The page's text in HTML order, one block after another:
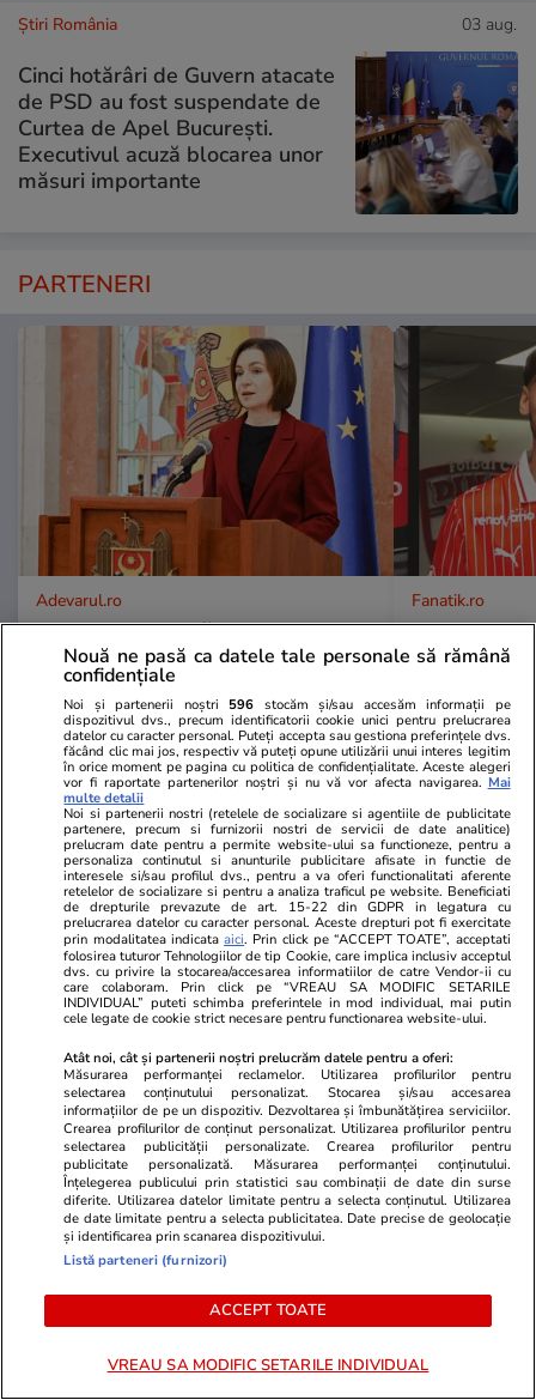
Știri România 03 aug.
Cinci hotărâri de Guvern atacate
de PSD au fost suspendate de
Curtea de Apel București.
Executivul acuză blocarea unor
măsuri importante
PARTENERI
Adevarul.ro
Maia Sandu, după vizita unei
delegației talibane la Chișinău:
„Este rușinos că oameni cu funcții
înalte nu se documentează”
Fanatik.ro
Dinamo,
lui Adrian
PARTENERI
Elle.ro
A ținut secret faptul că este
însărcinată însă imaginile au ajuns
pe internet! Vedeta a fost
surprinsă pe stradă, iar burtica de
gravidă dovedește că va deveni în
curând mamă
Unica.ro
Mirabela
flancată de
aflat
MONDEN
Nouă ne pasă ca datele tale personale să rămână
confidențiale
Noi și partenerii noștri 596 stocăm și/sau accesăm informații pe
dispozitivul dvs., precum identificatorii cookie unici pentru prelucrarea
datelor cu caracter personal. Puteți accepta sau gestiona preferințele dvs.
făcând clic mai jos, respectiv vă puteți opune utilizării unui interes legitim
în orice moment pe pagina cu politica de confidențialitate. Aceste alegeri
vor fi raportate partenerilor noștri și nu vă vor afecta navigarea. Mai
multe detalii
Noi si partenerii nostri (retelele de socializare si agentiile de publicitate
partenere, precum si furnizorii nostri de servicii de date analitice)
prelucram date pentru a permite website-ului sa functioneze, pentru a
personaliza continutul si anunturile publicitare afisate in functie de
interesele si/sau profilul dvs., pentru a va oferi functionalitati aferente
retelelor de socializare si pentru a analiza traficul pe website. Beneficiati
de drepturile prevazute de art. 15-22 din GDPR in legatura cu
prelucrarea datelor cu caracter personal. Aceste drepturi pot fi exercitate
prin modalitatea indicataaici. Prin click pe “ACCEPT TOATE”, acceptati
folosirea tuturor Tehnologiilor de tip Cookie, care implica inclusiv acceptul
dvs. cu privire la stocarea/accesarea informatiilor de catre Vendor-ii cu
care colaboram. Prin click pe “VREAU SA MODIFIC SETARILE
INDIVIDUAL” puteti schimba preferintele in mod individual, mai putin
cele legate de cookie strict necesare pentru functionarea website-ului.
Atât noi, cât și partenerii noștri prelucrăm datele pentru a oferi:
Măsurarea performanței reclamelor. Utilizarea profilurilor pentru
selectarea conținutului personalizat. Stocarea și/sau accesarea
informațiilor de pe un dispozitiv. Dezvoltarea și îmbunătățirea serviciilor.
Crearea profilurilor de conținut personalizat. Utilizarea profilurilor pentru
selectarea publicității personalizate. Crearea profilurilor pentru
publicitate personalizată. Măsurarea performanței conținutului.
Înțelegerea publicului prin statistici sau combinații de date din surse
diferite. Utilizarea datelor limitate pentru a selecta conținutul. Utilizarea
de date limitate pentru a selecta publicitatea. Date precise de geolocație
și identificarea prin scanarea dispozitivului.
Listă parteneri (furnizori)
ACCEPT TOATE
VREAU SA MODIFIC SETARILE INDIVIDUAL